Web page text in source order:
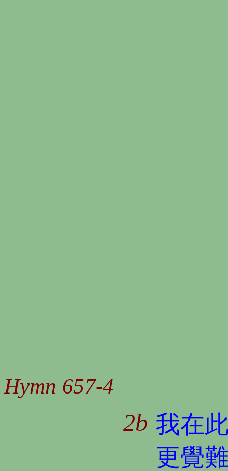
Hymn 657-4
2b 我在
更覺